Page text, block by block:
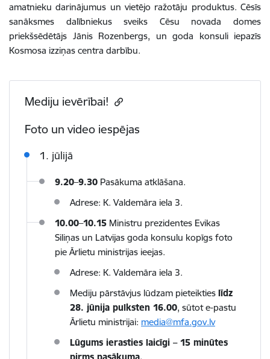
amatnieku darinājumus un vietējo ražotāju produktus. Cēsīs
sanāksmes dalībniekus sveiks Cēsu novada domes
priekšsēdētājs Jānis Rozenbergs, un goda konsuli iepazīs
Kosmosa izziņas centra darbību.
Mediju ievērībai!
Foto un video iespējas
1. jūlijā
9.20–9.30 Pasākuma atklāšana.
Adrese: K. Valdemāra iela 3.
10.00–10.15 Ministru prezidentes Evikas
Siliņas un Latvijas goda konsulu kopīgs foto
pie Ārlietu ministrijas ieejas.
Adrese: K. Valdemāra iela 3.
Mediju pārstāvjus lūdzam pieteikties līdz
28. jūnija pulksten 16.00, sūtot e-pastu
Ārlietu ministrijai: media@mfa.gov.lv
Lūgums ierasties laicīgi – 15 minūtes
pirms pasākuma.